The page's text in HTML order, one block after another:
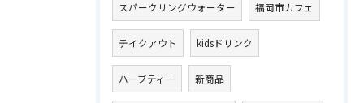
スパークリングウォーター 福岡市カフェ
テイクアウト kidsドリンク
ハーブティー 新商品